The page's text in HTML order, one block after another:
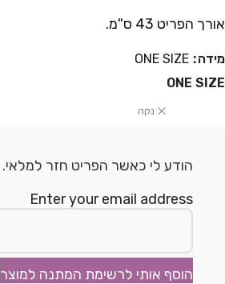
אורך הפריט 43 ס"מ.
מידה
ONE SIZE
ONE SIZE
נקה
הודע לי כאשר הפריט חזר למלאי.
Enter your email address
הוסף אותי לרשימת המתנה למוצר